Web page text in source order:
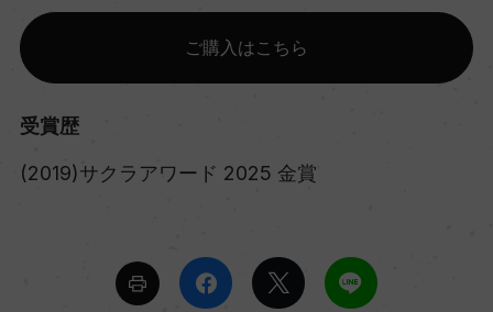
ご購入はこちら
受賞歴
(2019)サクラアワード 2025 金賞